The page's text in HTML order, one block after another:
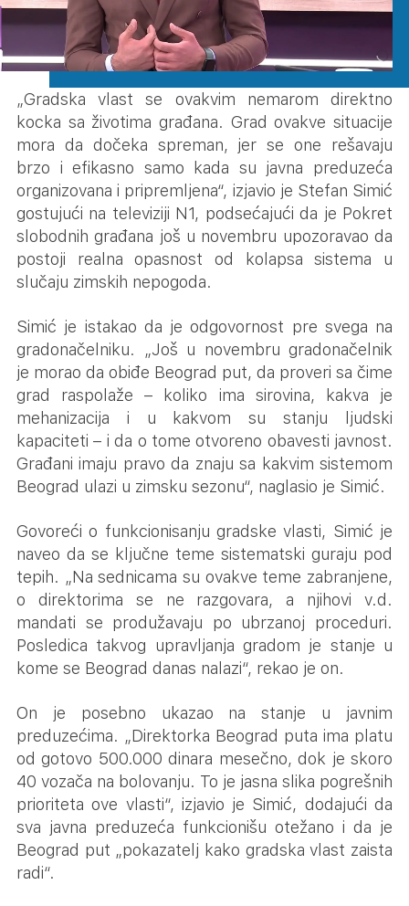
„Gradska vlast se ovakvim nemarom direktno
kocka sa životima građana. Grad ovakve situacije
mora da dočeka spreman, jer se one rešavaju
brzo i efikasno samo kada su javna preduzeća
organizovana i pripremljena“, izjavio je Stefan Simić
gostujući na televiziji N1, podsećajući da je Pokret
slobodnih građana još u novembru upozoravao da
postoji realna opasnost od kolapsa sistema u
slučaju zimskih nepogoda.
Simić je istakao da je odgovornost pre svega na
gradonačelniku. „Još u novembru gradonačelnik
je morao da obiđe Beograd put, da proveri sa čime
grad raspolaže – koliko ima sirovina, kakva je
mehanizacija i u kakvom su stanju ljudski
kapaciteti – i da o tome otvoreno obavesti javnost.
Građani imaju pravo da znaju sa kakvim sistemom
Beograd ulazi u zimsku sezonu“, naglasio je Simić.
Govoreći o funkcionisanju gradske vlasti, Simić je
naveo da se ključne teme sistematski guraju pod
tepih. „Na sednicama su ovakve teme zabranjene,
o direktorima se ne razgovara, a njihovi v.d.
mandati se produžavaju po ubrzanoj proceduri.
Posledica takvog upravljanja gradom je stanje u
kome se Beograd danas nalazi“, rekao je on.
On je posebno ukazao na stanje u javnim
preduzećima. „Direktorka Beograd puta ima platu
od gotovo 500.000 dinara mesečno, dok je skoro
40 vozača na bolovanju. To je jasna slika pogrešnih
prioriteta ove vlasti“, izjavio je Simić, dodajući da
sva javna preduzeća funkcionišu otežano i da je
Beograd put „pokazatelj kako gradska vlast zaista
radi“.